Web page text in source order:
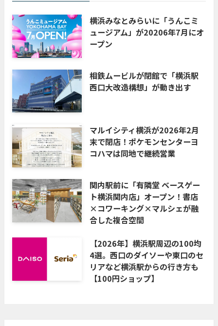
横浜みなとみらいに「うんこミ
ュージアム」が20206年7月にオ
ープン
相鉄ムービルが閉館で「横浜駅
西口大改造構想」が動き出す
マルイシティ横浜が2026年2月
末で閉店！ポケモンセンターヨ
コハマは同地で継続営業
関内駅前に「有隣堂 ベースゲー
ト横浜関内店」オープン！書店
×コワーキング×マルシェが融
合した複合空間
【2026年】横浜駅周辺の100均
4選。西口のダイソーや東口のセ
リアなど横浜駅からの行き方も
【100円ショップ】